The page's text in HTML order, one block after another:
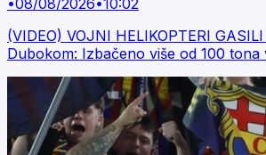
(VIDEO) VOJNI HELIKOPTERI
Dubokom: Izbačeno više od 100 tona